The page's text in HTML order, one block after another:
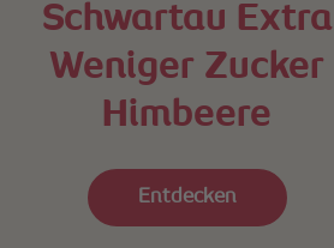
Schwartau Extra
Weniger Zucker
Himbeere
Entdecken